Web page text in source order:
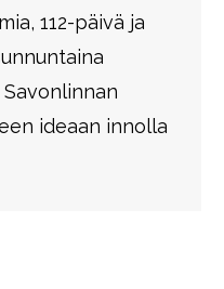
112-päivä ja
ideaan innolla